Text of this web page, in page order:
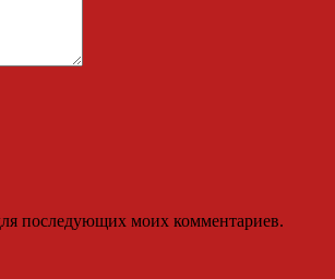
последующих моих комментариев.